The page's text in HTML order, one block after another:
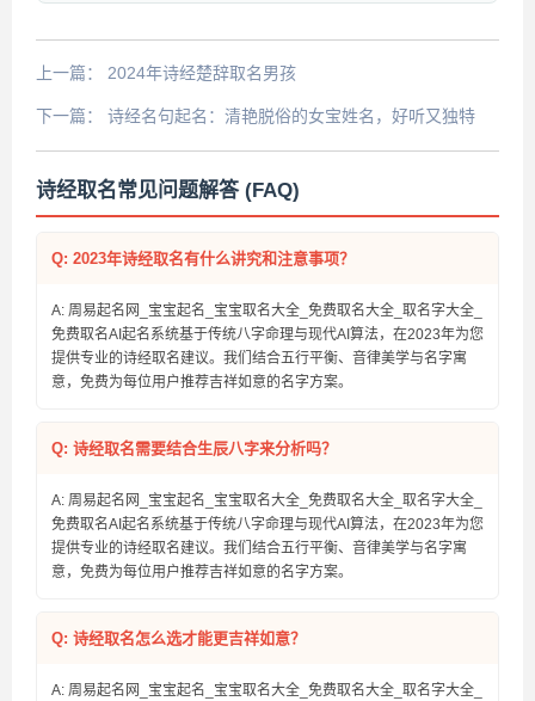
上一篇： 2024年诗经楚辞取名男孩
下一篇： 诗经名句起名：清艳脱俗的女宝姓名，好听又独特
诗经取名常见问题解答 (FAQ)
Q: 2023年诗经取名有什么讲究和注意事项？
A: 周易起名网_宝宝起名_宝宝取名大全_免费取名大全_取名字大全_
免费取名AI起名系统基于传统八字命理与现代AI算法，在2023年为您
提供专业的诗经取名建议。我们结合五行平衡、音律美学与名字寓
意，免费为每位用户推荐吉祥如意的名字方案。
Q: 诗经取名需要结合生辰八字来分析吗？
A: 周易起名网_宝宝起名_宝宝取名大全_免费取名大全_取名字大全_
免费取名AI起名系统基于传统八字命理与现代AI算法，在2023年为您
提供专业的诗经取名建议。我们结合五行平衡、音律美学与名字寓
意，免费为每位用户推荐吉祥如意的名字方案。
Q: 诗经取名怎么选才能更吉祥如意？
A: 周易起名网_宝宝起名_宝宝取名大全_免费取名大全_取名字大全_